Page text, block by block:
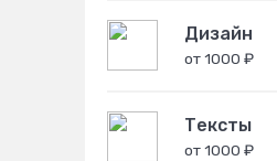
Дизайн
от 1000 ₽
Тексты
от 1000 ₽